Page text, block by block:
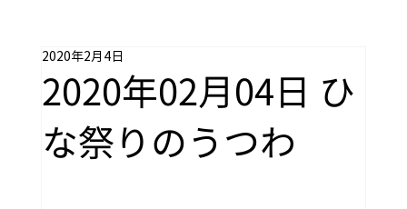
ここに技あり
2020年02月04日 ひ
な祭りのうつわ
2020年2月4日